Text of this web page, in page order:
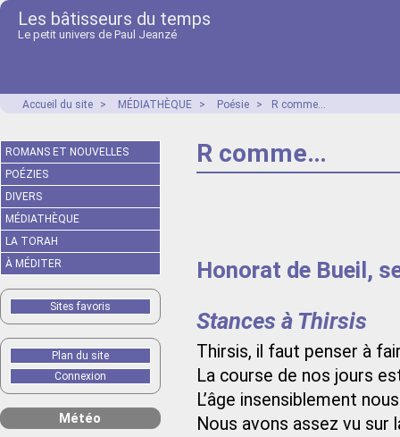
Les bâtisseurs du temps
Le petit univers de Paul Jeanzé
Accueil du site > MÉDIATHÈQUE > Poésie > R comme…
R comme…
Honorat de Bueil,
Stances à Thirsis
Thirsis, il faut penser à
La course de nos jours
L’âge insensiblement
Nous avons assez vu sur
ROMANS ET NOUVELLES
POÉZIES
DIVERS
MÉDIATHÈQUE
LA TORAH
À MÉDITER
Sites favoris
Plan du site
Connexion
Météo